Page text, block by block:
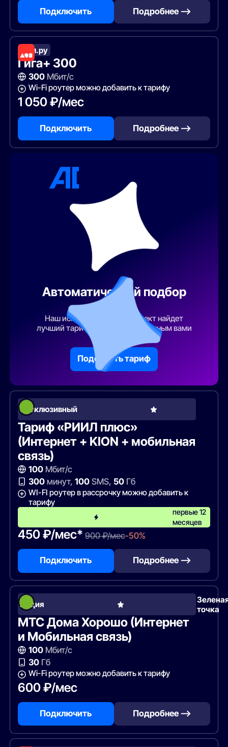
Подключить Подробнее —>
Дом.ру
Гига+ 300
300Мбит/с
Wi-Fi роутер можно добавить к тарифу
1 050 ₽/мес
Подключить Подробнее —>
Автоматический подбор
тарифа
Наш искусственный интеллект найдет
лучший тарифный план по указанным вами
Подобрать тариф
Эксклюзивный
Тариф «РИИЛ плюс»
(Интернет + KION + мобильная
связь)
100Мбит/с
300минут, 100SMS, 50Гб
WI-FI роутер в рассрочку можно добавить к
тарифу
первые 12
месяцев
450 ₽/мес* 900 ₽/мес-50%
Подключить Подробнее —>
Акция
точка
МТС Дома Хорошо (Интернет
и Мобильная связь)
100Мбит/с
30Гб
Wi-Fi роутер можно добавить к тарифу
600 ₽/мес
Подключить Подробнее —>